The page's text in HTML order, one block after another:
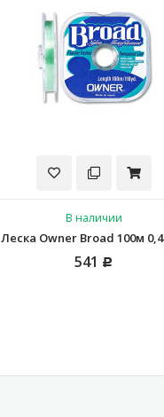
В наличии
Леска Owner Broad 100м
541 Р